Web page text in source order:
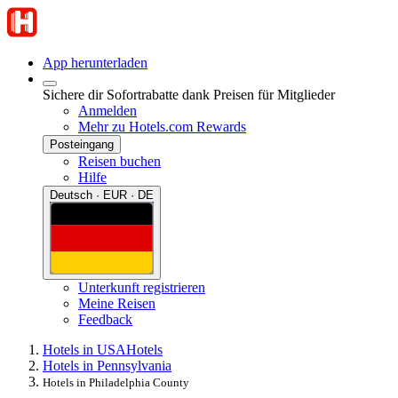
App herunterladen
Sichere dir Sofortrabatte dank Preisen für Mitglieder
Anmelden
Mehr zu Hotels.com Rewards
Posteingang
Reisen buchen
Hilfe
Deutsch · EUR · DE
Unterkunft registrieren
Meine Reisen
Feedback
Hotels in USAHotels
Hotels in Pennsylvania
Hotels in Philadelphia County